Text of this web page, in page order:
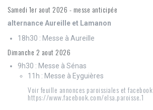
Samedi 1er aout 2026 - messe anticipée
alternance Aureille et Lamanon
18h30 : Messe à Aureille
Dimanche 2 aout 2026
9h30 : Messe à Sénas
11h : Messe à Eyguières
Voir feuille annonces paroissiales et facebook
https://www.facebook.com/elsa.paroisse.1